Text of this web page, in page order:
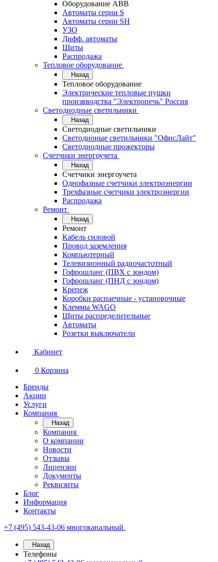
Оборудование АВВ
Автоматы серии S
Автоматы серии SH
УЗО
Дифф. автоматы
Щиты
Распродажа
Тепловое оборудование
Назад
Тепловое оборудование
Электрические тепловые пушки
произвводства "Электропечь" Россия
Светодиодные светильники
Назад
Светодиодные светильники
Светодионые светильники "ОфисЛайт"
Светодиодные прожекторы
Счетчики энергоучета
Назад
Счетчики энергоучета
Однофазные счетчики электроэнергии
Трехфазные счетчики электроэнергии
Распродажа
Ремонт
Назад
Ремонт
Кабель силовой
Провод заземления
Компьютерный
Телевизионный радиочастотный
Гофрошланг (ПВХ с зондом)
Гофрошланг (ПНД с зондом)
Крепеж
Коробки распаечные - установочные
Клеммы WAGO
Щиты распределительные
Автоматы
Розетки выключатели
Кабинет
0 Корзина
Бренды
Акции
Услуги
Компания
Назад
Компания
О компании
Новости
Отзывы
Лицензии
Документы
Реквизиты
Блог
Информация
Контакты
+7 (495) 543-43-06 многоканальный
Назад
Телефоны